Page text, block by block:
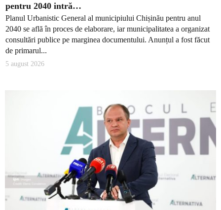
pentru 2040 intră…
Planul Urbanistic General al municipiului Chișinău pentru anul
2040 se află în proces de elaborare, iar municipalitatea a organizat
consultări publice pe marginea documentului. Anunțul a fost făcut
de primarul...
5 august 2026